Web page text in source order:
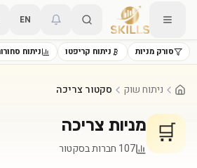
EN
סורק מניות ניתוח קריפטו ניתוח
ניתוח שוק סקטור צריכה
🛒 מניות צריכה
107 חברות בסקטור